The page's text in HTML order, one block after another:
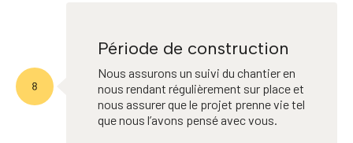
Période de construction
Nous assurons un suivi du chantier en
nous rendant régulièrement sur place et
nous assurer que le projet prenne vie tel
que nous l’avons pensé avec vous.